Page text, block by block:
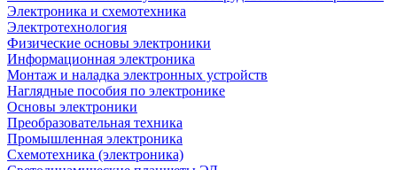
Электроника и схемотехника
Электротехнология
Физические основы электроники
Информационная электроника
Монтаж и наладка электронных устройств
Наглядные пособия по электронике
Основы электроники
Преобразовательная техника
Промышленная электроника
Схемотехника (электроника)